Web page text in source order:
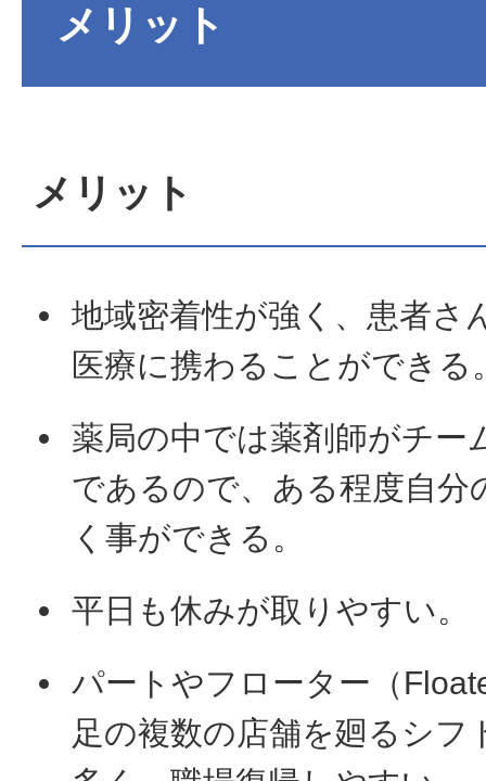
メリット
メリット
地域密着性が強く、患者さ
医療に携わることができる
薬局の中では薬剤師がチー
であるので、ある程度自分
く事ができる。
平日も休みが取りやすい。
パートやフローター（
足の複数の店舗を廻るシフ